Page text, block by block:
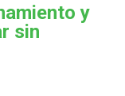
y
sin